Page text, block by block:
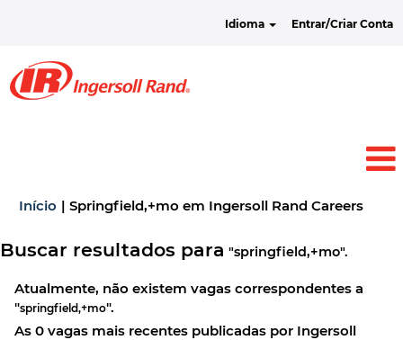
Idioma Entrar/Criar Conta
Início | Springfield,+mo em Ingersoll Rand Careers
Buscar resultados para "springfield,+mo".
Atualmente, não existem vagas correspondentes a
"springfield,+mo".
As 0 vagas mais recentes publicadas por Ingersoll